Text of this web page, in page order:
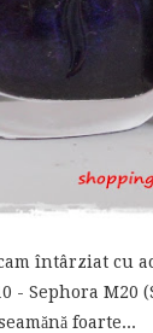
întârziat cu
- Sephora M20
foarte...